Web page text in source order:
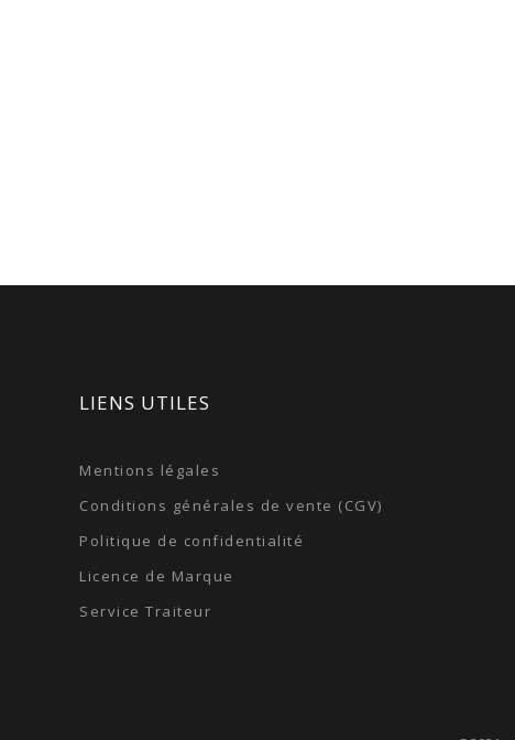
LIENS UTILES
Mentions légales
Conditions générales de vente (CGV)
Politique de confidentialité
Licence de Marque
Service Traiteur